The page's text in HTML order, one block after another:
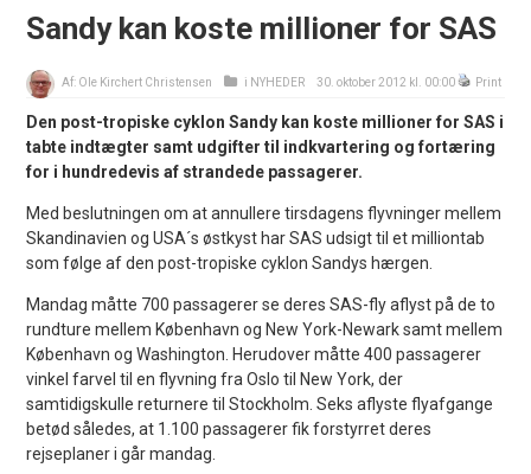
Sandy kan koste millioner for SAS
Af: Ole Kirchert Christensen i NYHEDER 30. oktober 2012 kl. 00:00 Print
Den post-tropiske cyklon Sandy kan koste millioner for SAS i
tabte indtægter samt udgifter til indkvartering og fortæring
for i hundredevis af strandede passagerer.
Med beslutningen om at annullere tirsdagens flyvninger mellem
Skandinavien og USA´s østkyst har SAS udsigt til et milliontab
som følge af den post-tropiske cyklon Sandys hærgen.
Mandag måtte 700 passagerer se deres SAS-fly aflyst på de to
rundture mellem København og New York-Newark samt mellem
København og Washington. Herudover måtte 400 passagerer
vinkel farvel til en flyvning fra Oslo til New York, der
samtidigskulle returnere til Stockholm. Seks aflyste flyafgange
betød således, at 1.100 passagerer fik forstyrret deres
rejseplaner i går mandag.